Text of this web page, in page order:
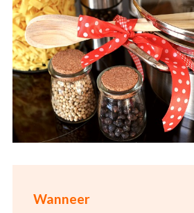
Wanneer